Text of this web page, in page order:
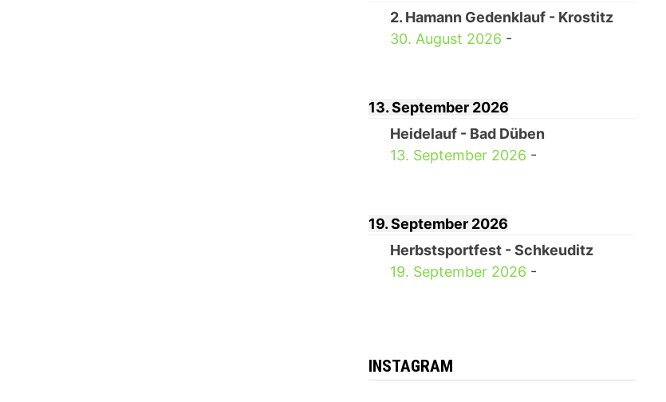
2. Hamann Gedenklauf - Krostitz
30. August 2026 -
13. September 2026
Heidelauf - Bad Düben
13. September 2026 -
19. September 2026
Herbstsportfest - Schkeuditz
19. September 2026 -
INSTAGRAM